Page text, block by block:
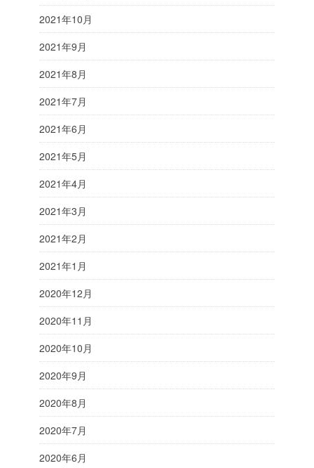
2021年10月
2021年9月
2021年8月
2021年7月
2021年6月
2021年5月
2021年4月
2021年3月
2021年2月
2021年1月
2020年12月
2020年11月
2020年10月
2020年9月
2020年8月
2020年7月
2020年6月